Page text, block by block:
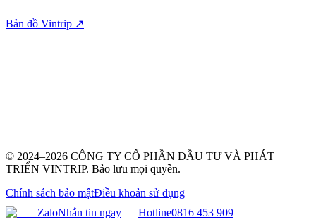
Bản đồ Vintrip ↗
© 2024–2026 CÔNG TY CỔ PHẦN ĐẦU TƯ VÀ PHÁT
TRIỂN VINTRIP. Bảo lưu mọi quyền.
Chính sách bảo mậtĐiều khoản sử dụng
ZaloNhắn tin ngay Hotline0816 453 909